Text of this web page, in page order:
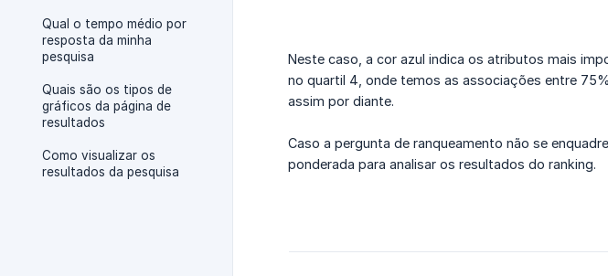
Qual o tempo médio por
resposta da minha
pesquisa
Quais são os tipos de
gráficos da página de
resultados
Como visualizar os
resultados da pesquisa
Neste caso, a cor azul indica os atributos mais
no quartil 4, onde temos as associações entre
assim por diante.
Caso a pergunta de ranqueamento não se
ponderada para analisar os resultados do ranking.